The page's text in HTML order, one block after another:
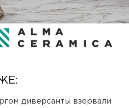
диверсанты взорвали